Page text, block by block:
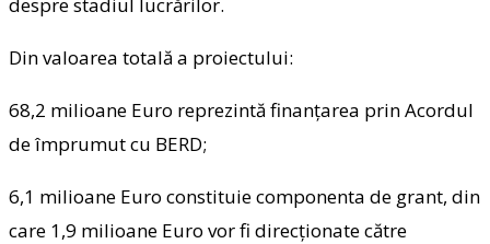
Din valoarea totală a proiectului:
68,2 milioane Euro reprezintă finanțarea prin Acordul
de împrumut cu BERD;
6,1 milioane Euro constituie componenta de grant, din
care 1,9 milioane Euro vor fi direcționate către